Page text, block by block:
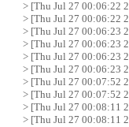
> [Thu Jul 27 00:06:22
> [Thu Jul 27 00:06:22
> [Thu Jul 27 00:06:23
> [Thu Jul 27 00:06:23
> [Thu Jul 27 00:06:23
> [Thu Jul 27 00:06:23
> [Thu Jul 27 00:07:52
> [Thu Jul 27 00:07:52
> [Thu Jul 27 00:08:11
> [Thu Jul 27 00:08:11